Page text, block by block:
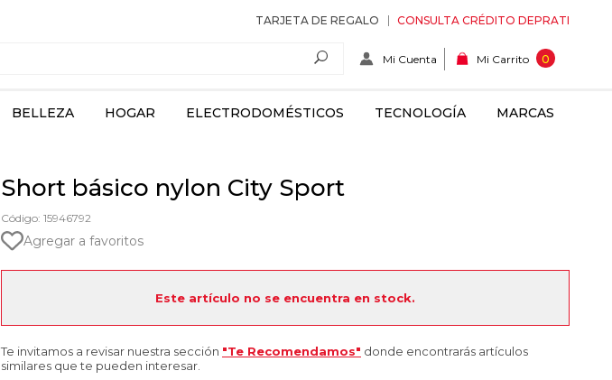
TARJETA DE REGALO CONSULTA CRÉDITO DEPRATI
Mi Cuenta Mi Carrito 0
BELLEZA HOGAR ELECTRODOMÉSTICOS TECNOLOGÍA MARCAS
Short básico nylon City Sport
Código: 15946792
Agregar a favoritos
Este artículo no se encuentra en stock.
Te invitamos a revisar nuestra sección "Te Recomendamos" donde encontrarás artículos
similares que te pueden interesar.